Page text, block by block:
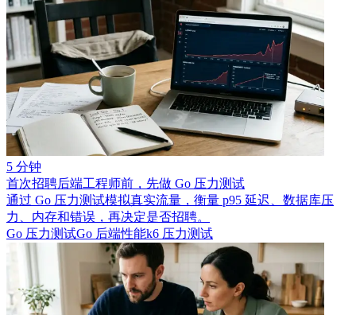
5 分钟
首次招聘后端工程师前，先做 Go 压力测试
通过 Go 压力测试模拟真实流量，衡量 p95 延迟、数据库压
力、内存和错误，再决定是否招聘。
Go 压力测试Go 后端性能k6 压力测试